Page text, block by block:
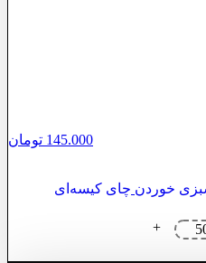
145.000 تومان
خوردن چای کیسه‌ای
+